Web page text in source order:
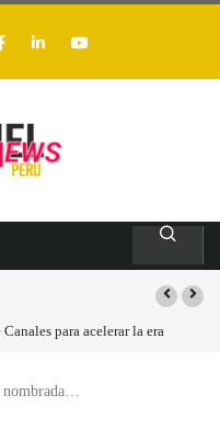
causas del impulso al alza en el